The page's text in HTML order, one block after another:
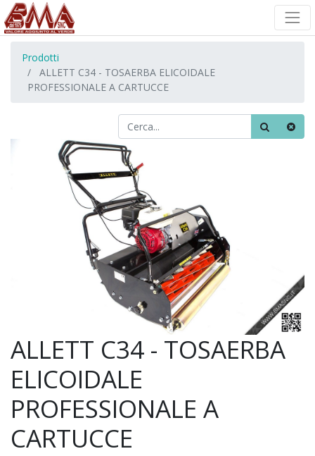
Prodotti
ALLETT C34 - TOSAERBA ELICOIDALE
PROFESSIONALE A CARTUCCE
ALLETT C34 - TOSAERBA
ELICOIDALE
PROFESSIONALE A
CARTUCCE